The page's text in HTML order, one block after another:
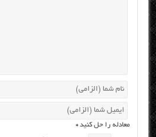
معادله را حل کنید*